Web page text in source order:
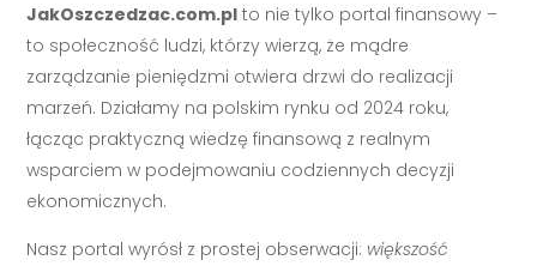
JakOszczedzac.com.pl to nie tylko portal finansowy –
to społeczność ludzi, którzy wierzą, że mądre
zarządzanie pieniędzmi otwiera drzwi do realizacji
marzeń. Działamy na polskim rynku od 2024 roku,
łącząc praktyczną wiedzę finansową z realnym
wsparciem w podejmowaniu codziennych decyzji
ekonomicznych.
Nasz portal wyrósł z prostej obserwacji: większość